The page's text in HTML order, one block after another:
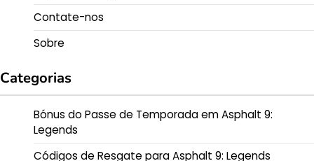
Contate-nos
Sobre
Categorias
Bónus do Passe de Temporada em Asphalt 9:
Legends
Códigos de Resgate para Asphalt 9: Legends